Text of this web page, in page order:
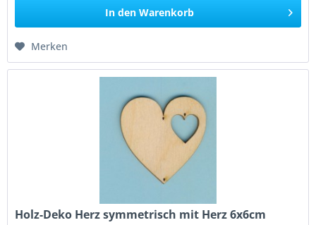
In den Warenkorb
Merken
Holz-Deko Herz symmetrisch mit Herz 6x6cm